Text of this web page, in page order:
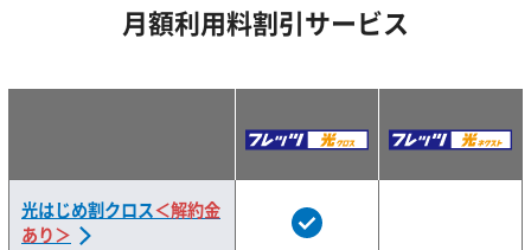
月額利用料割引サービス
光はじめ割クロス＜解約金
あり＞